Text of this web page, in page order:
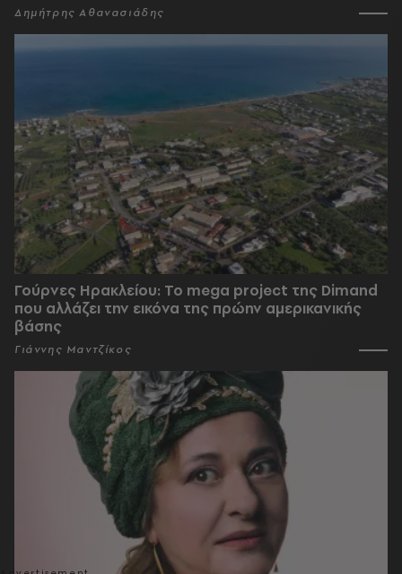
Δημήτρης Αθανασιάδης
Γούρνες Ηρακλείου: To mega project της Dimand
που αλλάζει την εικόνα της πρώην αμερικανικής
βάσης
Γιάννης Μαντζίκος